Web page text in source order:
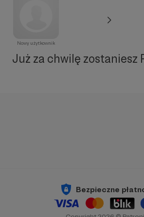
Nowy użytkownik
Już za chwilę zostaniesz
Bezpieczne